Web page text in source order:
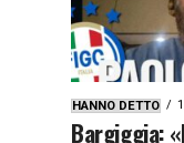
HANNO DETTO
Bargiggia: